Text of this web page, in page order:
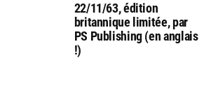
22/11/63, édition
britannique limitée, par
PS Publishing (en anglais
!)